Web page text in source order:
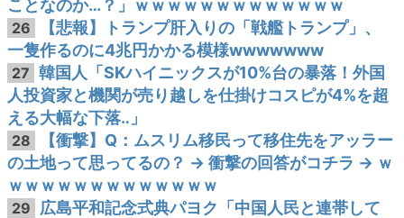
ことなのか…？」ｗｗｗｗｗｗｗｗｗｗｗｗｗ
26
【悲報】トランプ肝入りの「戦艦トランプ」、
一隻作るのに4兆円かかる模様wwwwwww
27 韓国人「SKハイニックスが10%台の暴落！外国
人投資家と機関が売り越しを仕掛けコスピが4%を超
える大幅な下落‥」
28
【衝撃】Q：ムスリム移民って移住先をアッラー
の土地って思ってるの？ → 衝撃の回答がコチラ → ｗ
ｗｗｗｗｗｗｗｗｗｗｗｗｗ
29
広島平和記念式典パヨク「中国人民と連帯して